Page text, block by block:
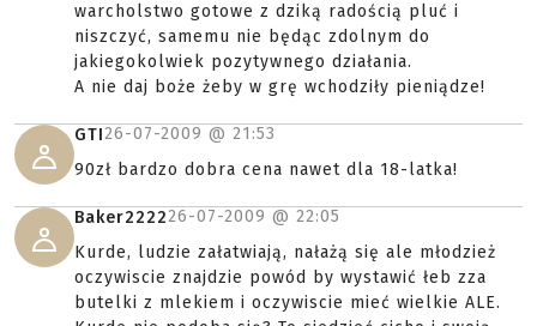
warcholstwo gotowe z dziką radością pluć i
niszczyć, samemu nie będąc zdolnym do
jakiegokolwiek pozytywnego działania.
A nie daj boże żeby w grę wchodziły pieniądze!
GTI26-07-2009 @ 21:53
90zł bardzo dobra cena nawet dla 18-latka!
Baker222226-07-2009 @ 22:05
Kurde, ludzie załatwiają, nałażą się ale młodzież
oczywiscie znajdzie powód by wystawić łeb zza
butelki z mlekiem i oczywiscie mieć wielkie ALE.